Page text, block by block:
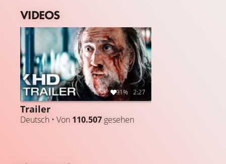
VIDEOS
91% 2:27
Trailer
Deutsch • Von 110.507 gesehen